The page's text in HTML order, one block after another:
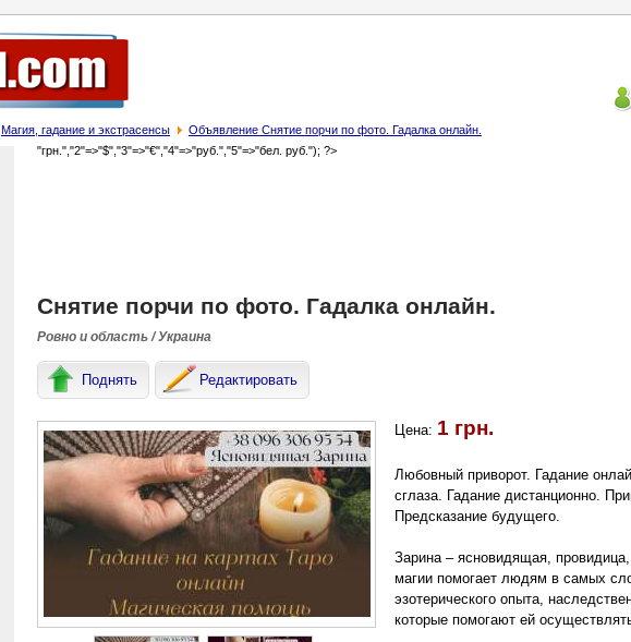
Магия, гадание и экстрасенсы Объявление Снятие порчи по фото. Гадалка онлайн.
"грн.","2"=>"$","3"=>"€","4"=>"руб.","5"=>"бел. руб."); ?>
Снятие порчи по фото. Гадалка онлайн.
Ровно и область / Украина
Поднять Редактировать
Цена: 1 грн.
Любовный приворот. Гадание
сглаза. Гадание дистанционно.
Предсказание будущего.
Зарина – ясновидящая,
магии помогает людям в самых
эзотерического опыта,
которые помогают ей